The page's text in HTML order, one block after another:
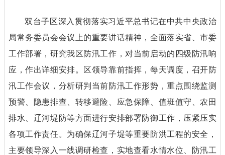
双台子区深入贯彻落实习近平总书记在中共中央政治
局常务委员会会议上的重要讲话精神，全面落实省、市委
工作部署，研究我区防汛工作，对当前启动的四级防汛响
应，作出详细安排。区领导靠前指挥，每天调度，召开防
汛工作会议，分析研判当前防汛工作形势，重点围绕监测
预警、隐患排查、转移避险、应急保障、值班值守、农田
排水、辽河堤防等方面进行安排部署防御工作，压紧压实
各项工作责任。为确保辽河子堤等重要防洪工程的安全，
主要领导深入一线调研检查，实地查看水情水位、防汛工